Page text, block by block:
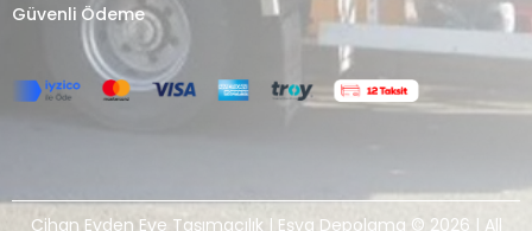
Güvenli Ödeme
Cihan Evden Eve Taşımacılık | Eşya Depolama © 2026 | All